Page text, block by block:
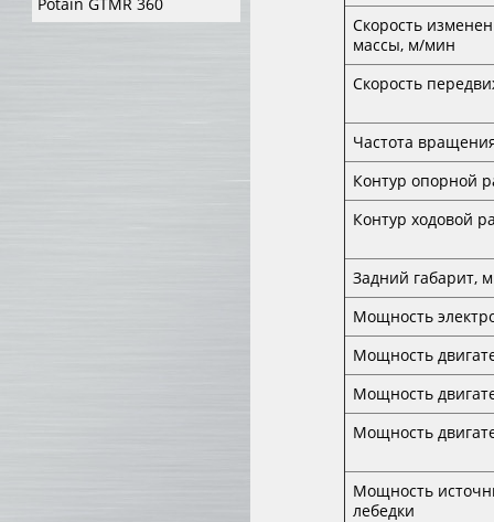
Скорость
массы, м/мин
Скорость
Частота
Контур опорной
Контур ходовой
Задний габарит, м
Мощность
Мощность
Мощность
Мощность
Мощность
лебедки